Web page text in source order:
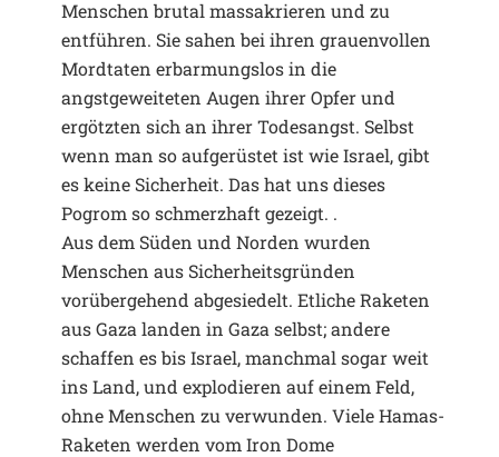
Menschen brutal massakrieren und zu
entführen. Sie sahen bei ihren grauenvollen
Mordtaten erbarmungslos in die
angstgeweiteten Augen ihrer Opfer und
ergötzten sich an ihrer Todesangst. Selbst
wenn man so aufgerüstet ist wie Israel, gibt
es keine Sicherheit. Das hat uns dieses
Pogrom so schmerzhaft gezeigt. .
Aus dem Süden und Norden wurden
Menschen aus Sicherheitsgründen
vorübergehend abgesiedelt. Etliche Raketen
aus Gaza landen in Gaza selbst; andere
schaffen es bis Israel, manchmal sogar weit
ins Land, und explodieren auf einem Feld,
ohne Menschen zu verwunden. Viele Hamas-
Raketen werden vom Iron Dome